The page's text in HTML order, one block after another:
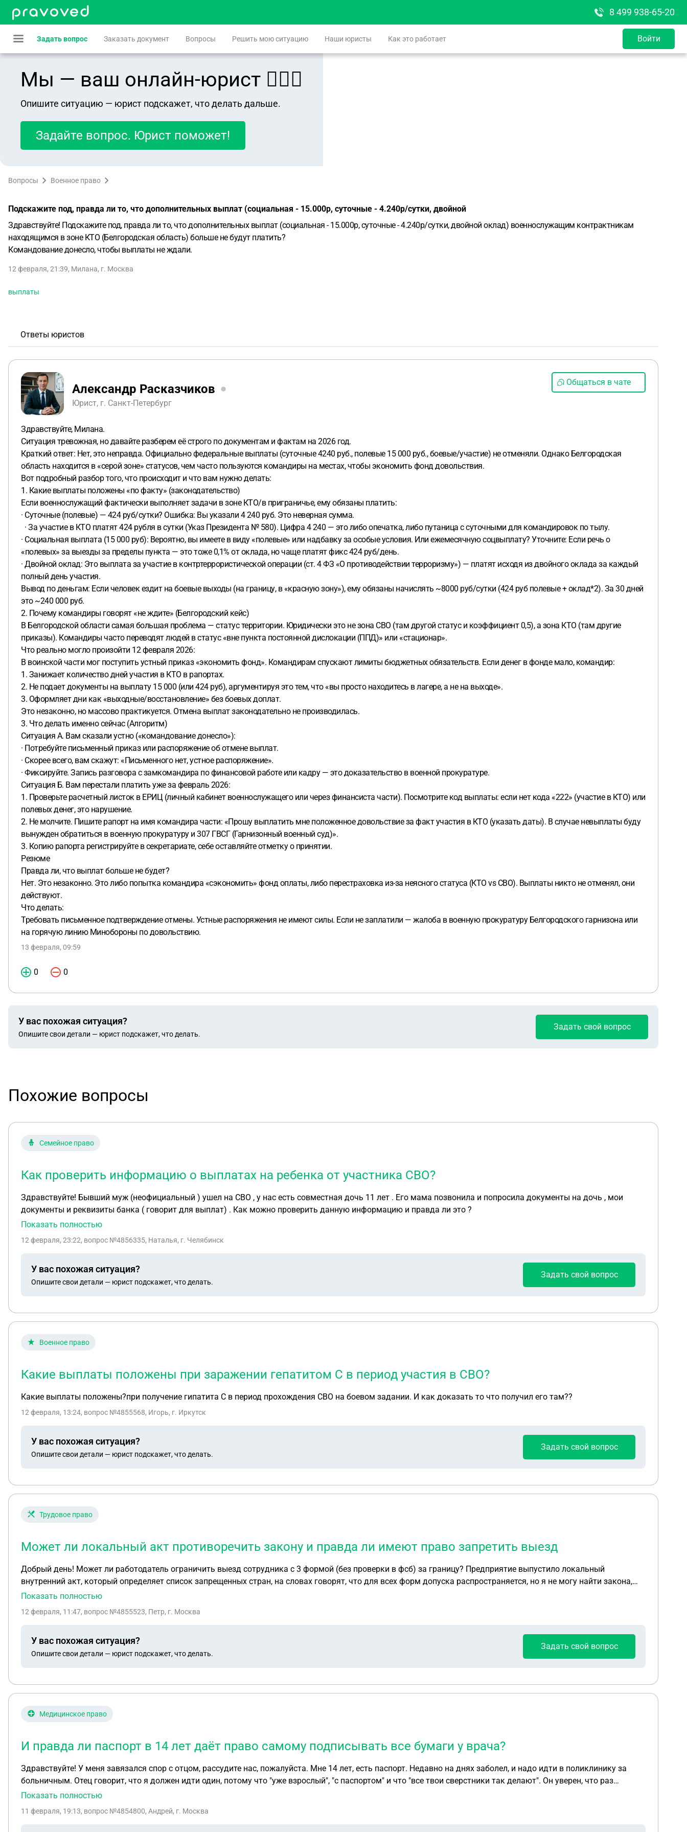
8 499 938-65-20
Задать вопрос Заказать документ Вопросы Решить мою ситуацию Наши юристы Как это работает Войти
Мы — ваш онлайн-юрист 👨🏻‍⚖️
Опишите ситуацию — юрист подскажет, что делать дальше.
Задайте вопрос. Юрист поможет!
Вопросы Военное право
Подскажите под, правда ли то, что дополнительных выплат (социальная - 15.000р, суточные - 4.240р/сутки, двойной
Здравствуйте! Подскажите под, правда ли то, что дополнительных выплат (социальная - 15.000р, суточные - 4.240р/сутки, двойной оклад) военнослужащим контрактникам
находящимся в зоне КТО (Белгородская область) больше не будут платить?
Командование донесло, чтобы выплаты не ждали.
12 февраля, 21:39, Милана, г. Москва
выплаты
Ответы юристов
Александр Расказчиков
Юрист, г. Санкт-Петербург
Общаться в чате
Здравствуйте, Милана.
Ситуация тревожная, но давайте разберем её строго по документам и фактам на 2026 год.
Краткий ответ: Нет, это неправда. Официально федеральные выплаты (суточные 4240 руб., полевые 15 000 руб., боевые/участие) не отменяли. Однако Белгородская
область находится в «серой зоне» статусов, чем часто пользуются командиры на местах, чтобы экономить фонд довольствия.
Вот подробный разбор того, что происходит и что вам нужно делать:
1. Какие выплаты положены «по факту» (законодательство)
Если военнослужащий фактически выполняет задачи в зоне КТО/в приграничье, ему обязаны платить:
· Суточные (полевые) — 424 руб/сутки? Ошибка: Вы указали 4 240 руб. Это неверная сумма.
· За участие в КТО платят 424 рубля в сутки (Указ Президента № 580). Цифра 4 240 — это либо опечатка, либо путаница с суточными для командировок по тылу.
· Социальная выплата (15 000 руб): Вероятно, вы имеете в виду «полевые» или надбавку за особые условия. Или ежемесячную соцвыплату? Уточните: Если речь о
«полевых» за выезды за пределы пункта — это тоже 0,1% от оклада, но чаще платят фикс 424 руб/день.
· Двойной оклад: Это выплата за участие в контртеррористической операции (ст. 4 ФЗ «О противодействии терроризму») — платят исходя из двойного оклада за каждый
полный день участия.
Вывод по деньгам: Если человек ездит на боевые выходы (на границу, в «красную зону»), ему обязаны начислять ~8000 руб/сутки (424 руб полевые + оклад*2). За 30 дней
это ~240 000 руб.
2. Почему командиры говорят «не ждите» (Белгородский кейс)
В Белгородской области самая большая проблема — статус территории. Юридически это не зона СВО (там другой статус и коэффициент 0,5), а зона КТО (там другие
приказы). Командиры часто переводят людей в статус «вне пункта постоянной дислокации (ППД)» или «стационар».
Что реально могло произойти 12 февраля 2026:
В воинской части мог поступить устный приказ «экономить фонд». Командирам спускают лимиты бюджетных обязательств. Если денег в фонде мало, командир:
1. Занижает количество дней участия в КТО в рапортах.
2. Не подает документы на выплату 15 000 (или 424 руб), аргументируя это тем, что «вы просто находитесь в лагере, а не на выходе».
3. Оформляет дни как «выходные/восстановление» без боевых доплат.
Это незаконно, но массово практикуется. Отмена выплат законодательно не производилась.
3. Что делать именно сейчас (Алгоритм)
Ситуация А. Вам сказали устно («командование донесло»):
· Потребуйте письменный приказ или распоряжение об отмене выплат.
· Скорее всего, вам скажут: «Письменного нет, устное распоряжение».
· Фиксируйте. Запись разговора с замкомандира по финансовой работе или кадру — это доказательство в военной прокуратуре.
Ситуация Б. Вам перестали платить уже за февраль 2026:
1. Проверьте расчетный листок в ЕРИЦ (личный кабинет военнослужащего или через финансиста части). Посмотрите код выплаты: если нет кода «222» (участие в КТО) или
полевых денег, это нарушение.
2. Не молчите. Пишите рапорт на имя командира части: «Прошу выплатить мне положенное довольствие за факт участия в КТО (указать даты). В случае невыплаты буду
вынужден обратиться в военную прокуратуру и 307 ГВСГ (Гарнизонный военный суд)».
3. Копию рапорта регистрируйте в секретариате, себе оставляйте отметку о принятии.
Резюме
Правда ли, что выплат больше не будет?
Нет. Это незаконно. Это либо попытка командира «сэкономить» фонд оплаты, либо перестраховка из-за неясного статуса (КТО vs СВО). Выплаты никто не отменял, они
действуют.
Что делать:
Требовать письменное подтверждение отмены. Устные распоряжения не имеют силы. Если не заплатили — жалоба в военную прокуратуру Белгородского гарнизона или
на горячую линию Минобороны по довольствию.
13 февраля, 09:59
0 0
У вас похожая ситуация?
Опишите свои детали — юрист подскажет, что делать.
Задать свой вопрос
Похожие вопросы
Семейное право
Как проверить информацию о выплатах на ребенка от участника СВО?
Здравствуйте! Бывший муж (неофициальный ) ушел на СВО , у нас есть совместная дочь 11 лет . Его мама позвонила и попросила документы на дочь , мои
документы и реквизиты банка ( говорит для выплат) . Как можно проверить данную информацию и правда ли это ?
Показать полностью
12 февраля, 23:22, вопрос №4856335, Наталья, г. Челябинск
У вас похожая ситуация?
Опишите свои детали — юрист подскажет, что делать.
Задать свой вопрос
Военное право
Какие выплаты положены при заражении гепатитом С в период участия в СВО?
Какие выплаты положены?при получение гипатита С в период прохождения СВО на боевом задании. И как доказать то что получил его там??
12 февраля, 13:24, вопрос №4855568, Игорь, г. Иркутск
У вас похожая ситуация?
Опишите свои детали — юрист подскажет, что делать.
Задать свой вопрос
Трудовое право
Может ли локальный акт противоречить закону и правда ли имеют право запретить выезд
Добрый день! Может ли работодатель ограничить выезд сотрудника с 3 формой (без проверки в фсб) за границу? Предприятие выпустило локальный
внутренний акт, который определяет список запрещенных стран, на словах говорят, что для всех форм допуска распространяется, но я не могу найти закона,
который оправдывает их действие. Может ли локальный акт противоречить закону и правда ли имеют право запретить выезд.
Показать полностью
12 февраля, 11:47, вопрос №4855523, Петр, г. Москва
У вас похожая ситуация?
Опишите свои детали — юрист подскажет, что делать.
Задать свой вопрос
Медицинское право
И правда ли паспорт в 14 лет даёт право самому подписывать все бумаги у врача?
Здравствуйте! У меня завязался спор с отцом, рассудите нас, пожалуйста. Мне 14 лет, есть паспорт. Недавно на днях заболел, и надо идти в поликлинику за
больничным. Отец говорит, что я должен идти один, потому что "уже взрослый", "с паспортом" и что "все твои сверстники так делают". Он уверен, что раз
паспорт есть, то врачи обязаны меня принять. Но когда врач был у нас дома, он сказал, что в поликлинику я должен прийти только с родителями или хотя бы с
Показать полностью
11 февраля, 19:13, вопрос №4854800, Андрей, г. Москва